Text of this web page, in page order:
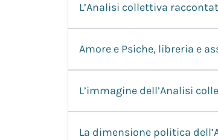
L’Analisi collettiva
Amore e Psiche, libreria e
L’immagine dell’Analisi
La dimensione politica